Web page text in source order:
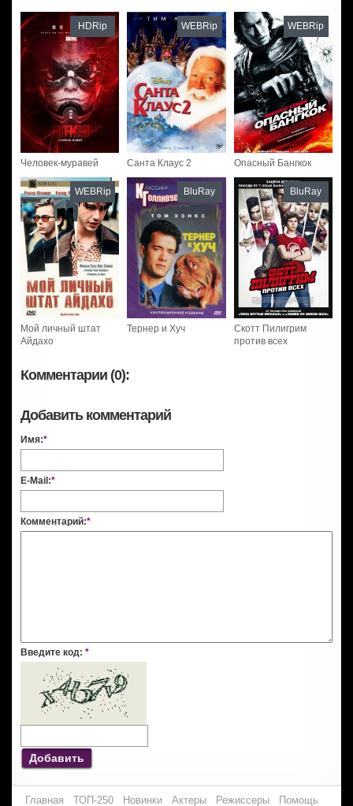
Человек-муравей
HDRip
Санта Клаус 2
WEBRip
Опасный Бангкок
WEBRip
Мой личный штат
Айдахо
WEBRip
Тернер и Хуч
BluRay
Скотт Пилигрим
против всех
BluRay
Комментарии (0):
Добавить комментарий
Имя:*
E-Mail:*
Комментарий:*
Введите код: *
Добавить
Главная ТОП-250 Новинки Актеры Режиссеры Помощь